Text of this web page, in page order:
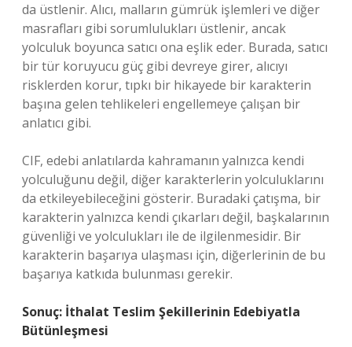
da üstlenir. Alıcı, malların gümrük işlemleri ve diğer
masrafları gibi sorumlulukları üstlenir, ancak
yolculuk boyunca satıcı ona eşlik eder. Burada, satıcı
bir tür koruyucu güç gibi devreye girer, alıcıyı
risklerden korur, tıpkı bir hikayede bir karakterin
başına gelen tehlikeleri engellemeye çalışan bir
anlatıcı gibi.
CIF, edebi anlatılarda kahramanın yalnızca kendi
yolculuğunu değil, diğer karakterlerin yolculuklarını
da etkileyebileceğini gösterir. Buradaki çatışma, bir
karakterin yalnızca kendi çıkarları değil, başkalarının
güvenliği ve yolculukları ile de ilgilenmesidir. Bir
karakterin başarıya ulaşması için, diğerlerinin de bu
başarıya katkıda bulunması gerekir.
Sonuç: İthalat Teslim Şekillerinin Edebiyatla
Bütünleşmesi